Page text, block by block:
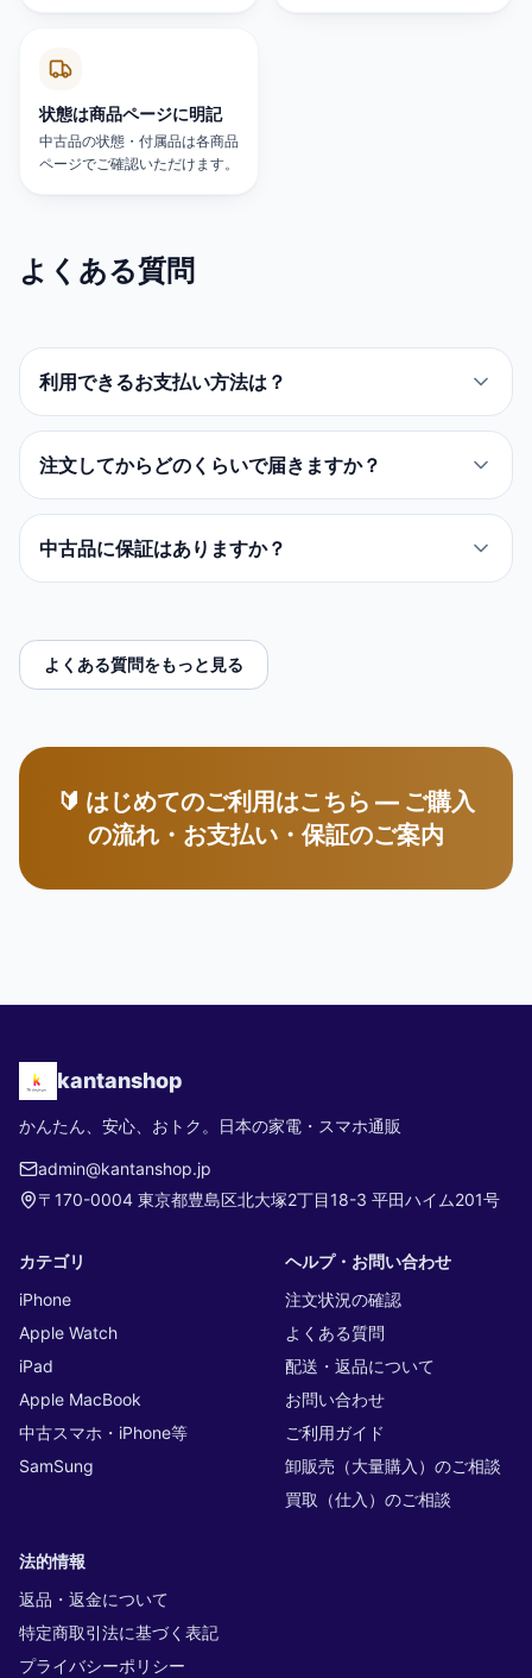
状態は商品ページに明記
中古品の状態・付属品は各商品
ページでご確認いただけます。
よくある質問
利用できるお支払い方法は？
注文してからどのくらいで届きますか？
中古品に保証はありますか？
よくある質問をもっと見る
🔰 はじめてのご利用はこちら — ご購入
の流れ・お支払い・保証のご案内
kantanshop
かんたん、安心、おトク。日本の家電・スマホ通販
admin@kantanshop.jp
〒170-0004 東京都豊島区北大塚2丁目18-3 平田ハイム201号
カテゴリ
iPhone
Apple Watch
iPad
Apple MacBook
中古スマホ・iPhone等
SamSung
ヘルプ・お問い合わせ
注文状況の確認
よくある質問
配送・返品について
お問い合わせ
ご利用ガイド
卸販売（大量購入）のご相談
買取（仕入）のご相談
法的情報
返品・返金について
特定商取引法に基づく表記
プライバシーポリシー